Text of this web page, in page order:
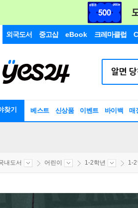
외국도서 중고샵 eBook 크레마클럽
찾기 베스트 신상품 이벤트 바이백 매
내도서 어린이 1-2학년 1-